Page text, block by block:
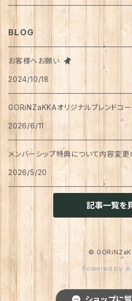
タオル
スリッパ
マスク
ハンドソープ
アロマ・お香
トラベルセット
カレンダー
クッション・クッションカバー
ファブリック・マルチカバー
ブランケット
照明
カゴバッグ
スマホショルダーバッグ
ポーチ
お財布・カード入れ
手袋・アームカバー
ハンカチ
てぬぐい
キーホルダー
メガネ・メガネケース
傘
ポット・急須
湯のみ
グラス
カップ&ソーサー
マグカップ
コースター
お皿
箸置き
お菓子作り
ふきん
支柱
カード
はがき
ペン
メモ帳
スケジュール帳
はさみ
ふせん
マスキングテープ
手芸用品
ベスト
ブルゾン
タンクトップ
フレンチスリーブ
パンツ
レッグウェア
靴下
タイツ
足首ウォーマー
メンズ
ボトムス
アウター
ジャケット
トップス
穀物
粉物
缶詰・瓶詰
レトルト惣菜
カレー
味噌汁・スープ
お茶漬け
乾物
調味料・オイル
だし
コーヒー
紅茶
お茶
ハーブティー
希釈飲料
ティッシュペーパー
ろうそく
猫用
犬用
猫用
おやつ
犬用
猫用
犬猫共通
食器
犬用
猫用
衣類・服飾雑貨
犬用
猫用
おもちゃ
猫用
ボディケア
犬用
猫用
犬猫兼用
ベッド
トイレ周り
犬用
猫用
犬猫兼用
その他雑貨
サプリメント
医薬部外品
リップクリーム
ヘアケア
クシ・ブラシ
シャンプー
リンスインシャンプー
トリートメント
せっけん
洗顔
ハンドクリーム
オーラルケア
入浴剤・バスボム
タオル
洗剤
防災用品
ラッピング資材
Tシャツ
アクセサリー
ピアス
イヤリング・ノンホールピアス
リング
飲料
珈琲
スツール
BLOG
お客様へお願い
2024/10/18
GORiNZaKKAオリジナルブレンドコ
2026/6/11
メンバーシップ特典について内容変更
2026/5/20
記事一覧を
©
Powered by